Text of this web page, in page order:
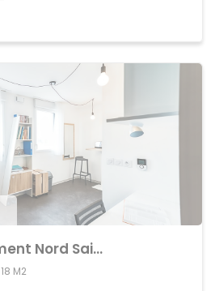
Achat Appartement Nord Saint-Martin
18 M2